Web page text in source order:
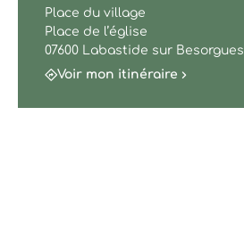
Place du village
Place de l’église
07600 Labastide sur Besorgues
Voir mon itinéraire